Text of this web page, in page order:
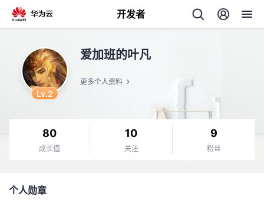
开发者
Lv.2
爱加班的叶凡
更多个人资料
80
成长值
10
关注
9
粉丝
个人勋章